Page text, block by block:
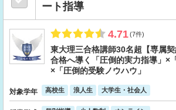
ート指導
4.71(7件)
東大理三合格講師30名超【専属
合格へ導く「圧倒的実力指導」×
×「圧倒的受験ノウハウ」
対象学年 高校生 浪人生 大学生・社会人